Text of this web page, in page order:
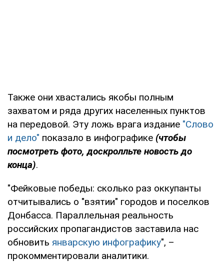
Также они хвастались якобы полным
захватом и ряда других населенных пунктов
на передовой. Эту ложь врага издание "Слово
и дело" показало в инфографике (чтобы
посмотреть фото, доскролльте новость до
конца).
"Фейковые победы: сколько раз оккупанты
отчитывались о "взятии" городов и поселков
Донбасса. Параллельная реальность
российских пропагандистов заставила нас
обновить январскую инфографику", –
прокомментировали аналитики.